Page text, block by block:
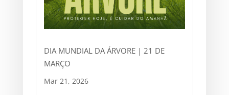
DIA MUNDIAL DA ÁRVORE | 21 DE
MARÇO
Mar 21, 2026